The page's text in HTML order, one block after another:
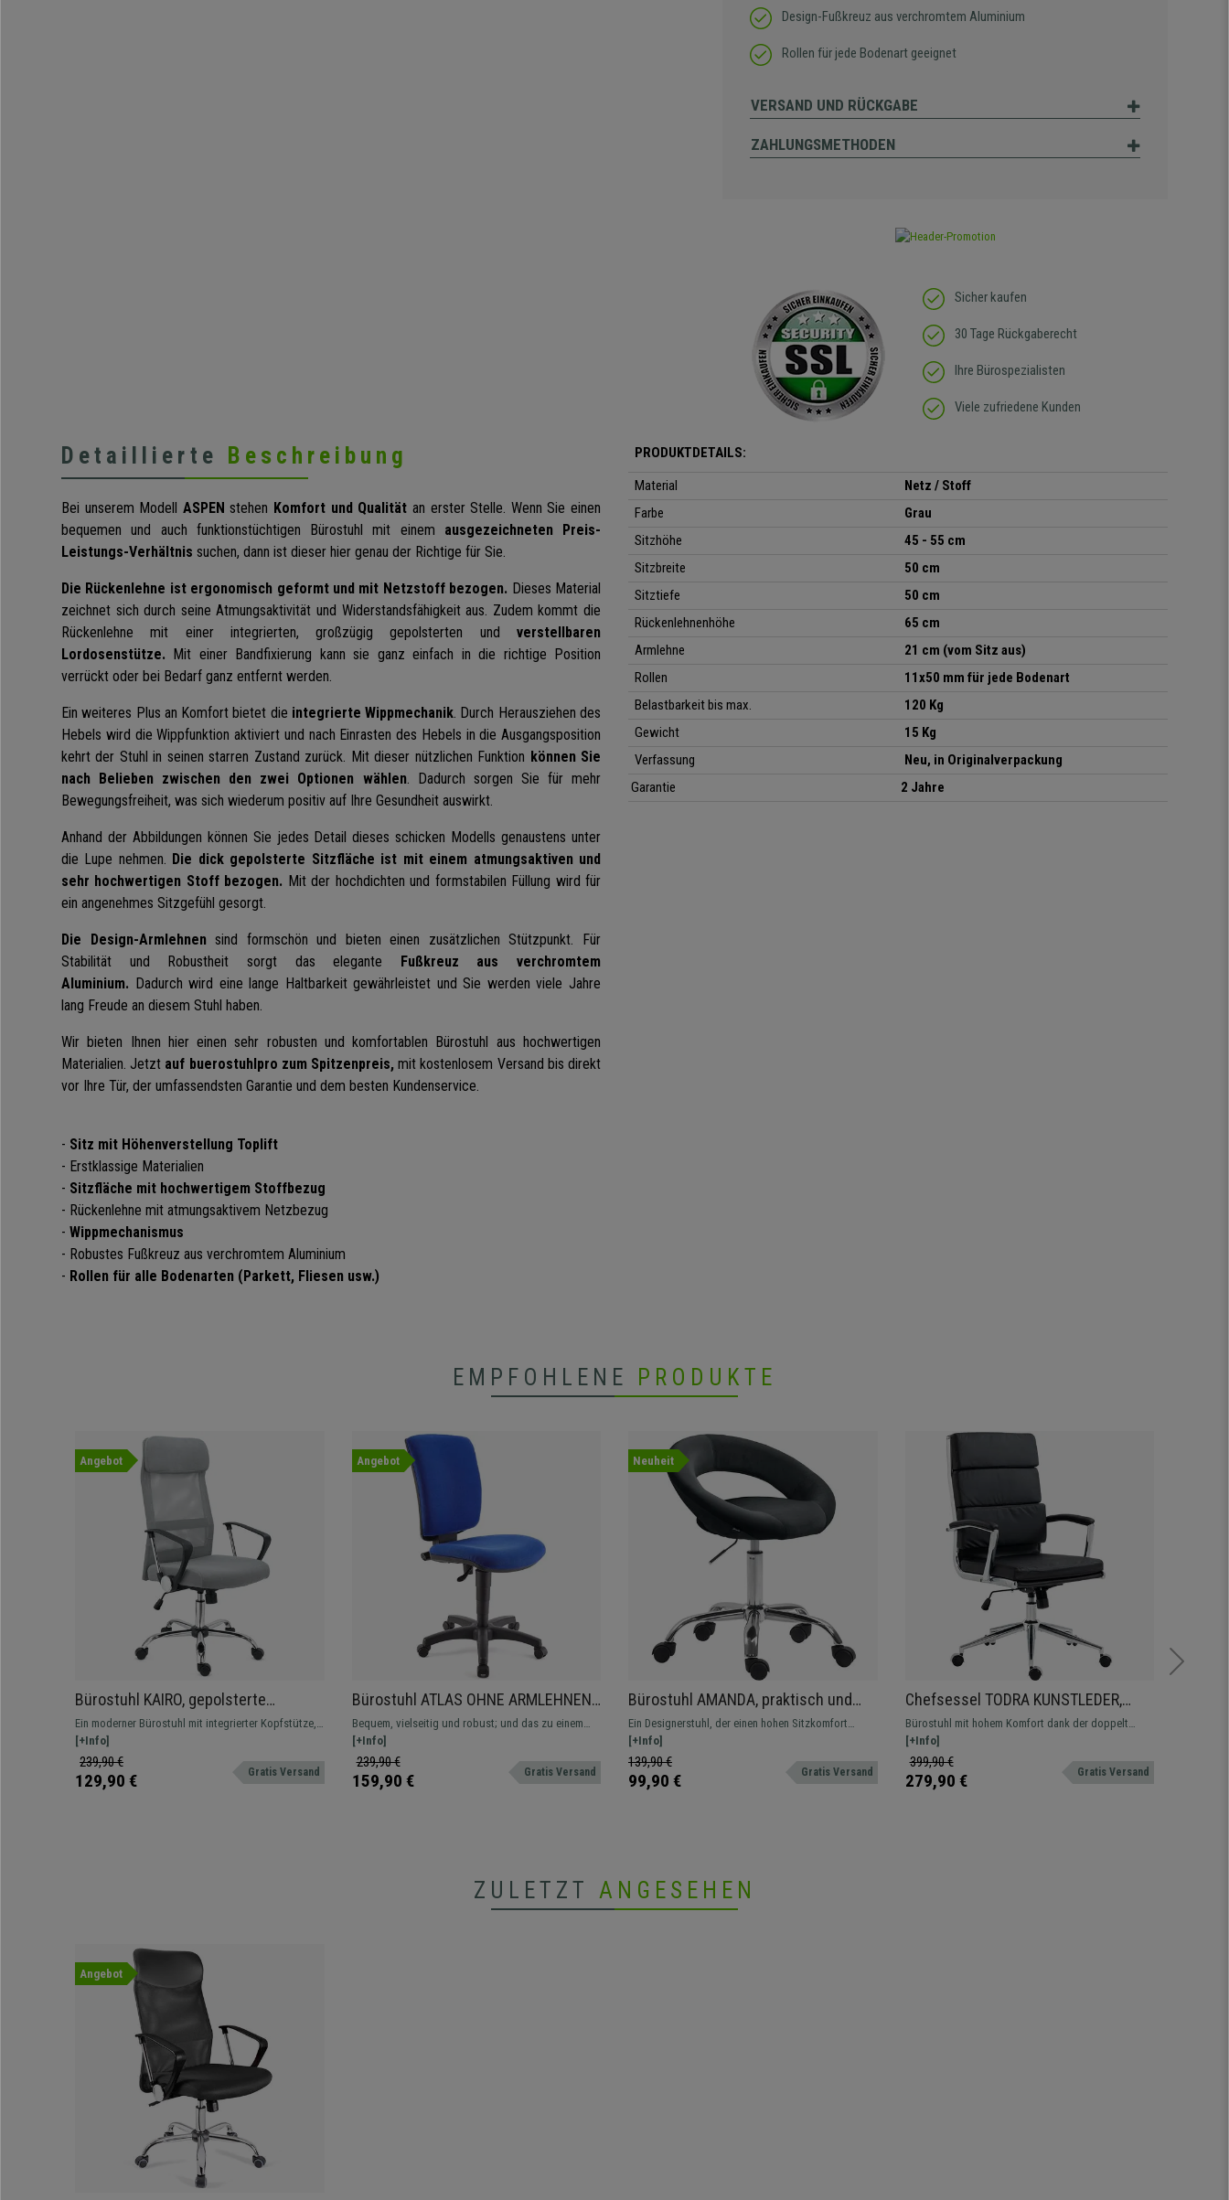
Design-Fußkreuz aus verchromtem Aluminium
Rollen für jede Bodenart geeignet
VERSAND UND RÜCKGABE
ZAHLUNGSMETHODEN
Sicher kaufen
30 Tage Rückgaberecht
Ihre Bürospezialisten
Viele zufriedene Kunden
Detaillierte Beschreibung
Bei unserem Modell ASPEN stehen Komfort und Qualität an erster Stelle. Wenn Sie einen
bequemen und auch funktionstüchtigen Bürostuhl mit einem ausgezeichneten Preis-
Leistungs-Verhältnis suchen, dann ist dieser hier genau der Richtige für Sie.
Die Rückenlehne ist ergonomisch geformt und mit Netzstoff bezogen. Dieses Material
zeichnet sich durch seine Atmungsaktivität und Widerstandsfähigkeit aus. Zudem kommt die
Rückenlehne mit einer integrierten, großzügig gepolsterten und verstellbaren
Lordosenstütze. Mit einer Bandfixierung kann sie ganz einfach in die richtige Position
verrückt oder bei Bedarf ganz entfernt werden.
Ein weiteres Plus an Komfort bietet die integrierte Wippmechanik. Durch Herausziehen des
Hebels wird die Wippfunktion aktiviert und nach Einrasten des Hebels in die Ausgangsposition
kehrt der Stuhl in seinen starren Zustand zurück. Mit dieser nützlichen Funktion können Sie
nach Belieben zwischen den zwei Optionen wählen. Dadurch sorgen Sie für mehr
Bewegungsfreiheit, was sich wiederum positiv auf Ihre Gesundheit auswirkt.
Anhand der Abbildungen können Sie jedes Detail dieses schicken Modells genaustens unter
die Lupe nehmen. Die dick gepolsterte Sitzfläche ist mit einem atmungsaktiven und
sehr hochwertigen Stoff bezogen. Mit der hochdichten und formstabilen Füllung wird für
ein angenehmes Sitzgefühl gesorgt.
Die Design-Armlehnensind formschön und bieten einen zusätzlichen Stützpunkt. Für
Stabilität und Robustheit sorgt das elegante Fußkreuz aus verchromtem
Aluminium. Dadurch wird eine lange Haltbarkeit gewährleistet und Sie werden viele Jahre
lang Freude an diesem Stuhl haben.
Wir bieten Ihnen hier einen sehr robusten und komfortablen Bürostuhl aus hochwertigen
Materialien. Jetzt auf buerostuhlpro zum Spitzenpreis, mit kostenlosem Versand bis direkt
vor Ihre Tür, der umfassendsten Garantie und dem besten Kundenservice.
- Sitz mit Höhenverstellung Toplift
- Erstklassige Materialien
- Sitzfläche mit hochwertigem Stoffbezug
- Rückenlehne mit atmungsaktivem Netzbezug
- Wippmechanismus
- Robustes Fußkreuz aus verchromtem Aluminium
- Rollen für alle Bodenarten (Parkett, Fliesen usw.)
PRODUKTDETAILS:
Material
Netz / Stoff
Farbe
Grau
Sitzhöhe
45 - 55 cm
Sitzbreite
50 cm
Sitztiefe
50 cm
Rückenlehnenhöhe
65 cm
Armlehne
21 cm (vom Sitz aus)
Rollen
11x50 mm für jede Bodenart
Belastbarkeit bis max.
120 Kg
Gewicht
15 Kg
Verfassung
Neu, in Originalverpackung
Garantie
2 Jahre
EMPFOHLENE PRODUKTE
Angebot
Bürostuhl KAIRO, gepolsterte
Kopfstütze, exklusives Metallgestell,
Farbe Grau
Ein moderner Bürostuhl mit integrierter Kopfstütze,
Lordosenstütze und besonders dichter Polsterung.
Jetzt zum Bestpreis!
[+Info]
239,90 €
129,90 € Gratis Versand
Angebot
Bürostuhl ATLAS OHNE ARMLEHNEN
STOFF, verstellbare Rückenlehne,
dicke Polsterung, Farbe Blau
Bequem, vielseitig und robust; und das zu einem
unschlagbaren Preis. Dieses Modell ist in
verschiedenen Endfertigungen und Farben erhältlich.
[+Info]
239,90 €
159,90 € Gratis Versand
Neuheit
Bürostuhl AMANDA, praktisch und
modern, elegantes Design,
Samtbezug, Farbe Schwarz
Ein Designerstuhl, der einen hohen Sitzkomfort
garantiert. Großzügig gepolstert und mit weichem
Samtbezug.
[+Info]
139,90 €
99,90 € Gratis Versand
Chefsessel TODRA KUNSTLEDER,
klassisches modernes Design, sehr
bequem, Farbe Schwarz
Bürostuhl mit hohem Komfort dank der doppelt
gepolsterten Rückenlehne. Sehr attraktives
klassisches Design, Bezug aus Stoff oder
Kunstleder
[+Info]
399,90 €
279,90 € Gratis Versand
ZULETZT ANGESEHEN
Angebot